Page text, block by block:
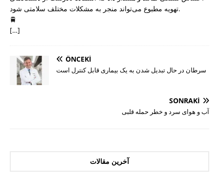
تهویه مطبوع می‌تواند منجر به مشکلات مختلف سلامتی شود.
🚆
[…]
ÖNCEKI
سرطان در حال تبدیل شدن به یک بیماری قابل کنترل است
SONRAKI
آب و هوای سرد و خطر حمله قلبی
آخرین مقالات